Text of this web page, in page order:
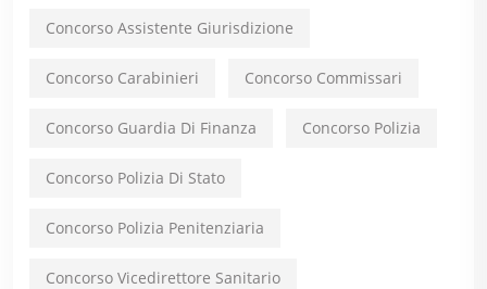
Concorso Assistente Giurisdizione
Concorso Carabinieri Concorso Commissari
Concorso Guardia Di Finanza Concorso Polizia
Concorso Polizia Di Stato
Concorso Polizia Penitenziaria
Concorso Vicedirettore Sanitario